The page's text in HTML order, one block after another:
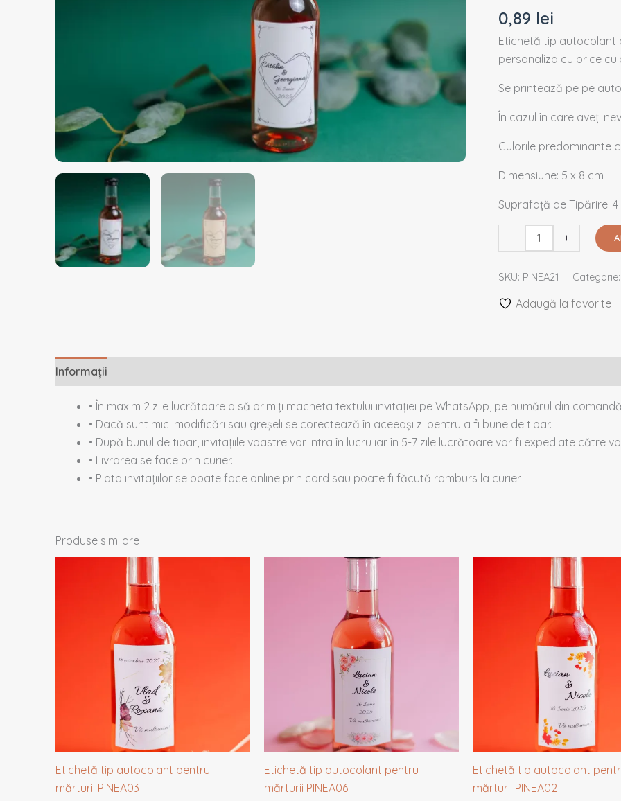
0,89 lei
Etichetă tip autocolant
personaliza cu orice
Se printează pe pe
În cazul în care aveți
Culorile predominante
Dimensiune: 5 x 8 cm
Suprafață de Tipărire: 4
- +
SKU: PINEA21
Adaugă la favorite
Informații
• În maxim 2 zile lucrătoare o să primiți macheta textului invitației pe WhatsApp, pe numărul din
• Dacă sunt mici modificări sau greșeli se corectează în aceeași zi pentru a fi bune de tipar.
• După bunul de tipar, invitațiile voastre vor intra în lucru iar în 5-7 zile lucrătoare vor fi expediate către
• Livrarea se face prin curier.
• Plata invitațiilor se poate face online prin card sau poate fi făcută ramburs la curier.
Produse similare
Etichetă tip autocolant pentru
mărturii PINEA03
Etichetă tip autocolant pentru
mărturii PINEA06
Etichetă tip autocolant
mărturii PINEA02